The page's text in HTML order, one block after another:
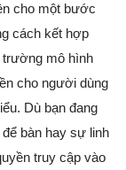
cho một bước
cách kết hợp
trường mô hình
cho người dùng
Dù bạn đang
bàn hay sự linh
truy cập vào